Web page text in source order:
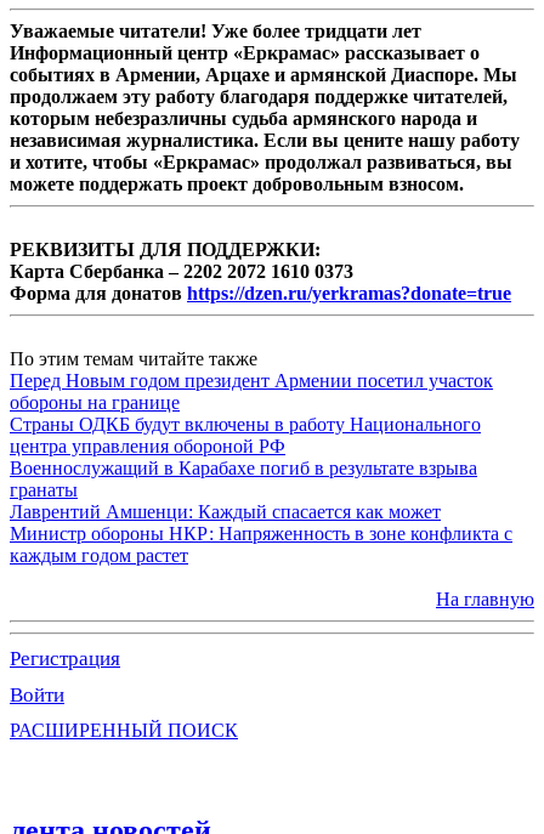
Уважаемые читатели! Уже более тридцати лет
Информационный центр «Еркрамас» рассказывает о
событиях в Армении, Арцахе и армянской Диаспоре. Мы
продолжаем эту работу благодаря поддержке читателей,
которым небезразличны судьба армянского народа и
независимая журналистика. Если вы цените нашу работу
и хотите, чтобы «Еркрамас» продолжал развиваться, вы
можете поддержать проект добровольным взносом.
РЕКВИЗИТЫ ДЛЯ ПОДДЕРЖКИ:
Карта Сбербанка – 2202 2072 1610 0373
Форма для донатов https://dzen.ru/yerkramas?donate=true
По этим темам читайте также
Перед Новым годом президент Армении посетил участок
обороны на границе
Страны ОДКБ будут включены в работу Национального
центра управления обороной РФ
Военнослужащий в Карабахе погиб в результате взрыва
гранаты
Лаврентий Амшенци: Каждый спасается как может
Министр обороны НКР: Напряженность в зоне конфликта с
каждым годом растет
На главную
Регистрация
Войти
РАСШИРЕННЫЙ ПОИСК